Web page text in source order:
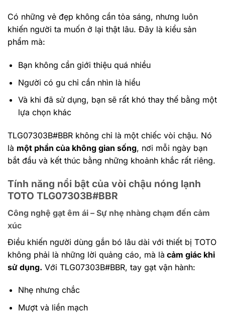
Có những vẻ đẹp không cần tỏa sáng, nhưng luôn
khiến người ta muốn ở lại thật lâu. Đây là kiểu sản
phẩm mà:
Bạn không cần giới thiệu quá nhiều
Người có gu chỉ cần nhìn là hiểu
Và khi đã sử dụng, bạn sẽ rất khó thay thế bằng một
lựa chọn khác
TLG07303B#BBR không chỉ là một chiếc vòi chậu. Nó
là một phần của không gian sống, nơi mỗi ngày bạn
bắt đầu và kết thúc bằng những khoảnh khắc rất riêng.
Tính năng nổi bật của vòi chậu nóng lạnh
TOTO TLG07303B#BBR
Công nghệ gạt êm ái – Sự nhẹ nhàng chạm đến cảm
xúc
Điều khiến người dùng gắn bó lâu dài với thiết bị TOTO
không phải là những lời quảng cáo, mà là cảm giác khi
sử dụng. Với TLG07303B#BBR, tay gạt vận hành:
Nhẹ nhưng chắc
Mượt và liền mạch